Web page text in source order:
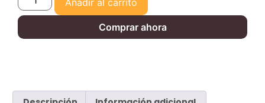
Comprar ahora